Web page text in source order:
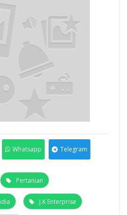
Whatsapp Telegram
Pertanian
J.K Enterprise